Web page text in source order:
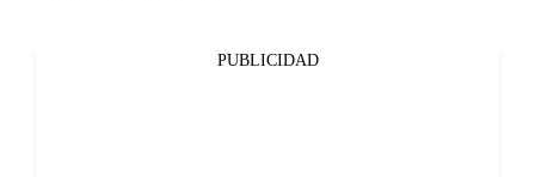
PUBLICIDAD